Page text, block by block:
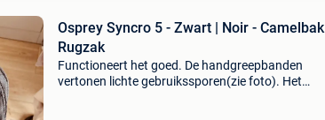
Osprey Syncro 5 - Zwart | Noir - Camelbak
Rugzak
Functioneert het goed. De handgreepbanden
vertonen lichte gebruikssporen(zie foto). Het